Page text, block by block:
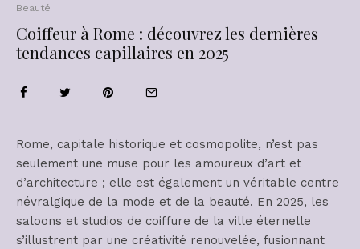
Beauté
Coiffeur à Rome : découvrez les dernières
tendances capillaires en 2025
Rome, capitale historique et cosmopolite, n’est pas
seulement une muse pour les amoureux d’art et
d’architecture ; elle est également un véritable centre
névralgique de la mode et de la beauté. En 2025, les
saloons et studios de coiffure de la ville éternelle
s’illustrent par une créativité renouvelée, fusionnant